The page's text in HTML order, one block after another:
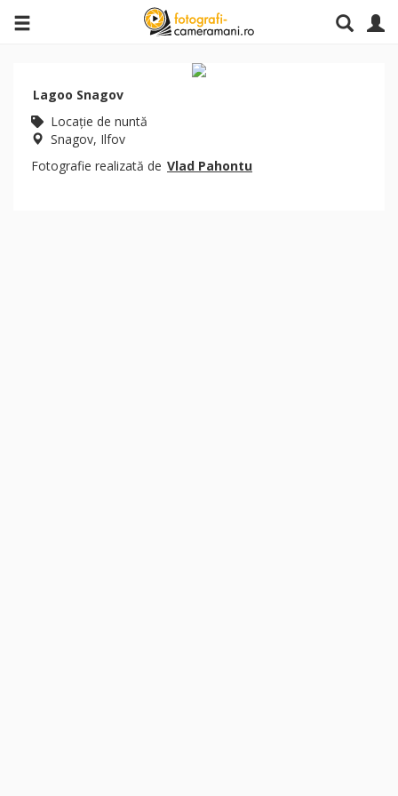
Lagoo Snagov
Locaţie de nuntă
Snagov, Ilfov
Fotografie realizată de Vlad Pahontu